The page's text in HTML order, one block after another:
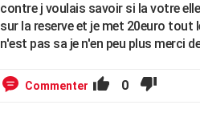
contre j voulais savoir si la votre
sur la reserve et je met 20euro
n'est pas sa je n'en peu plus merci
Commenter 0